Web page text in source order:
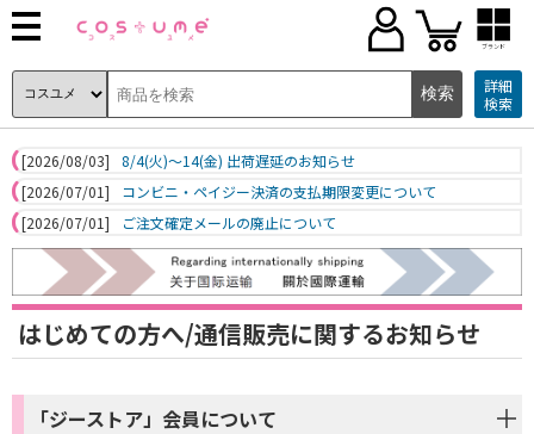
ブランド
詳細
検索
[2026/08/03]
8/4(火)～14(金) 出荷遅延のお知らせ
[2026/07/01]
コンビニ・ペイジー決済の支払期限変更について
[2026/07/01]
ご注文確定メールの廃止について
はじめての方へ/通信販売に関するお知らせ
「ジーストア」会員について